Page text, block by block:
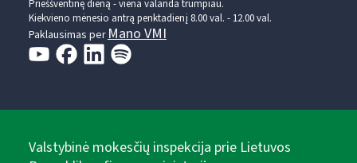
Prieššventinę dieną - viena valanda trumpiau.
Kiekvieno mėnesio antrą penktadienį 8.00 val. - 12.00 val.
Paklausimas per Mano VMI
Valstybinė mokesčių inspekcija prie Lietuvos